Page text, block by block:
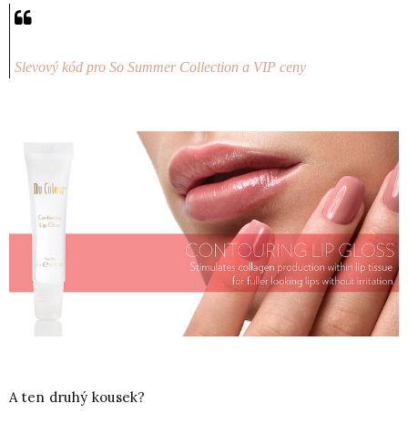
Slevový kód pro So Summer Collection a VIP ceny
A ten druhý kousek?